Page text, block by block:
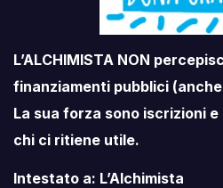
L’ALCHIMISTA NON
finanziamenti pubblici
La sua forza sono iscrizioni
chi ci ritiene utile.
Intestato a: L’Alchimista